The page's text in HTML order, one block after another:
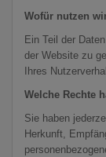
Wofür nutzen
Ein Teil der
der Website zu
Ihres
Welche Rechte
Sie haben
Herkunft,